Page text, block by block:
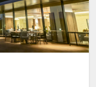
りの砂絵のカ
ずわくわくし
翌１０：０
たりお休み頂
はお客様へ清